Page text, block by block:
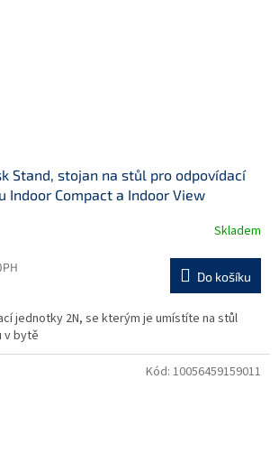
Stand, stojan na stůl pro odpovídací
Indoor Compact a Indoor View
Skladem
Do košíku
jednotky 2N, se kterým je umístíte na stůl
v bytě
Kód: 10056459159011